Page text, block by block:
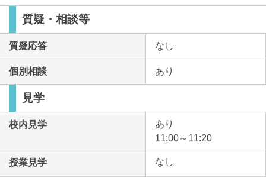
質疑・相談等
質疑応答 なし
個別相談 あり
見学
校内見学
あり
11:00～11:20
授業見学 なし